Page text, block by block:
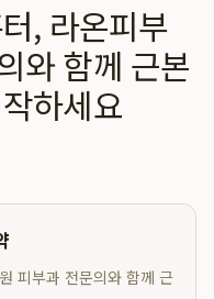
, 라온피부
와 함께 근본
하세요
피부과 전문의와 함께 근